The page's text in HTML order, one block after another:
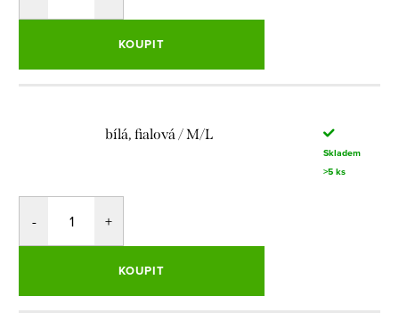
KOUPIT
bílá, fialová / M/L
Skladem
>5 ks
KOUPIT